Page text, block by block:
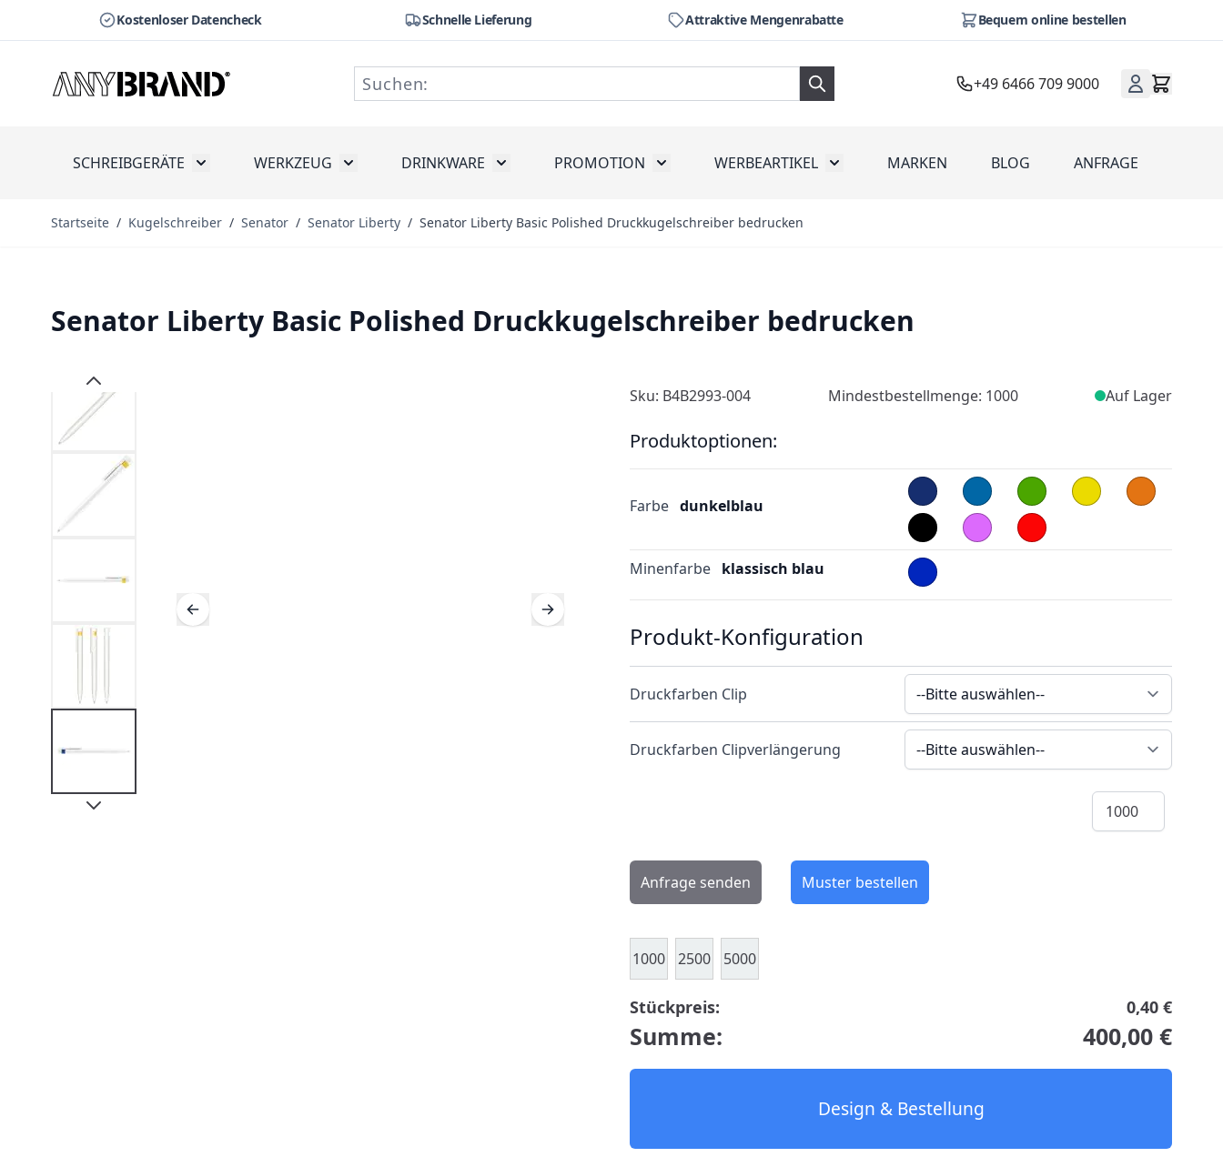
Kostenloser Datencheck Schnelle Lieferung Attraktive Mengenrabatte Bequem online bestellen
+49 6466 709 9000
SCHREIBGERÄTE Toggle submenu for Schreibgeräte
WERKZEUG Toggle submenu for Werkzeug
DRINKWARE Toggle submenu for Drinkware
PROMOTION Toggle submenu for Promotion
WERBEARTIKEL Toggle submenu for Werbeartikel
MARKEN BLOG ANFRAGE
Startseite / Kugelschreiber / Senator / Senator Liberty / Senator Liberty Basic Polished Druckkugelschreiber bedrucken
Senator Liberty Basic Polished Druckkugelschreiber bedrucken
Sku: B4B2993-004 Mindestbestellmenge: 1000 Auf Lager
Produktoptionen:
Farbe dunkelblau
Minenfarbe klassisch blau
Produkt-Konfiguration
Druckfarben Clip
Druckfarben Clipverlängerung
Menge
Anfrage senden Muster bestellen
1000 2500 5000
Stückpreis: 0,40 €
Summe: 400,00 €
Design & Bestellung